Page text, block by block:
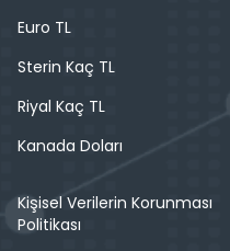
Euro TL
Sterin Kaç TL
Riyal Kaç TL
Kanada Doları
Kişisel Verilerin Korunması
Politikası